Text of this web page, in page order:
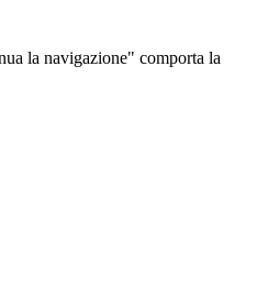
la navigazione" comporta la